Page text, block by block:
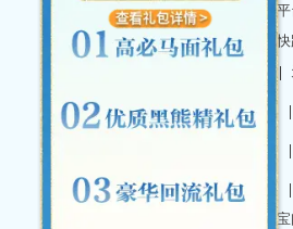
常规玩法 日常招募
星
小龟
周末玩法 门派闯关
墓影迷城
休闲玩法 鉴宝识珍
霓裳